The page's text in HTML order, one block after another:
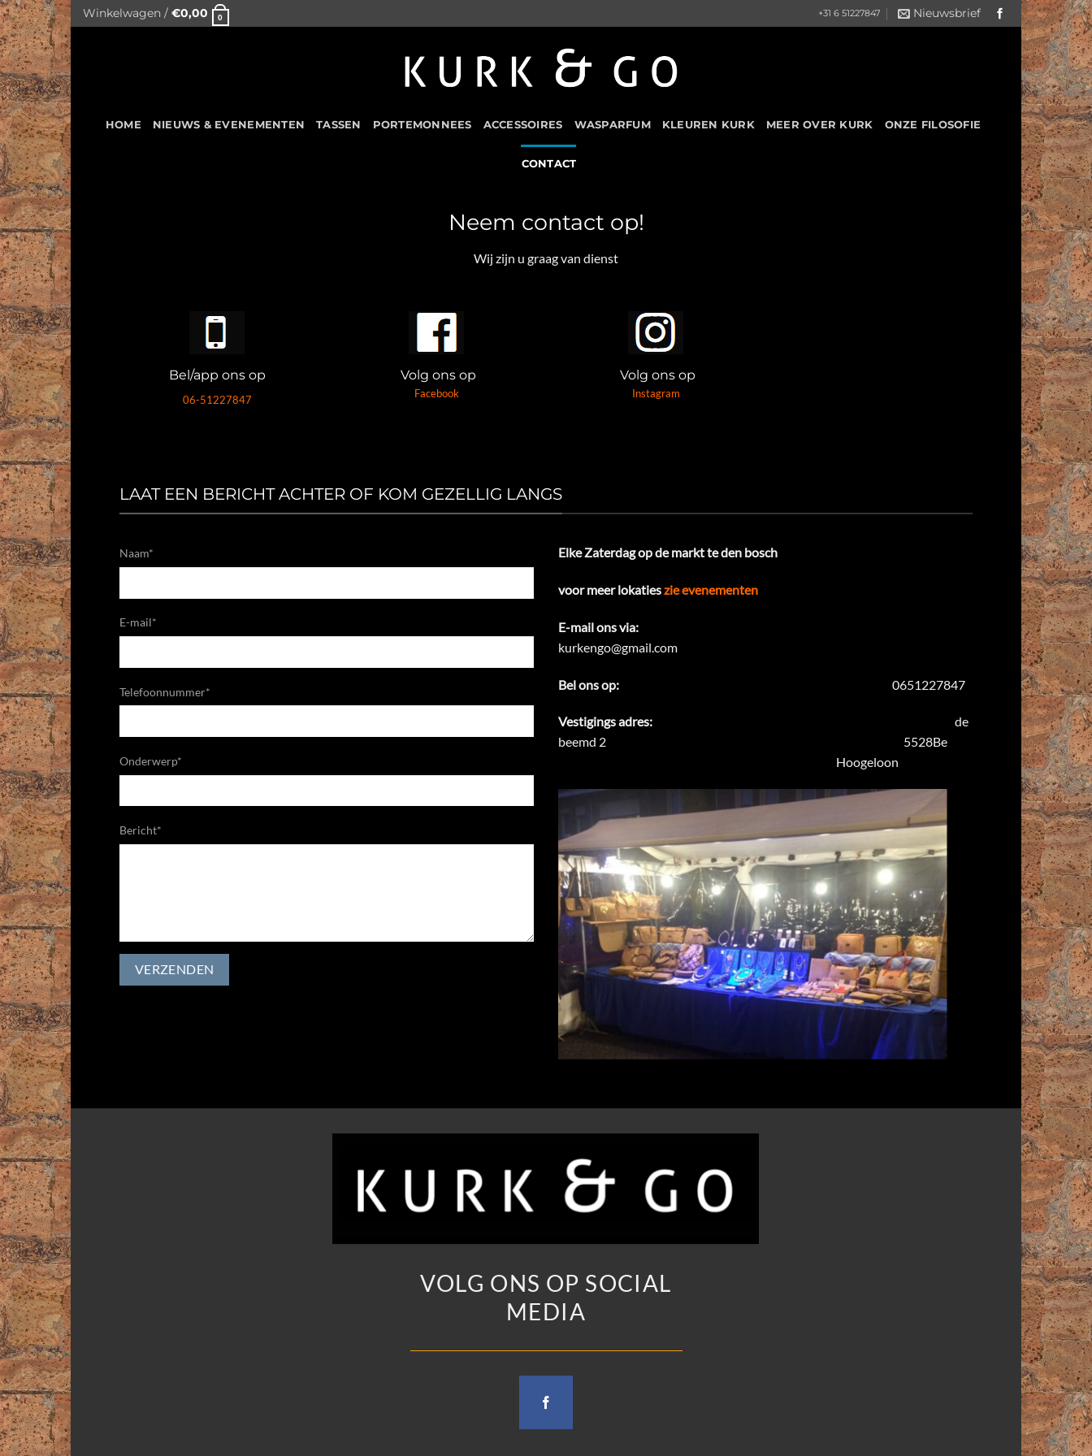
Skip
to
content
Winkelwagen / €0,00 0 +31 6 51227847 Nieuwsbrief
HOME NIEUWS & EVENEMENTEN TASSEN PORTEMONNEES ACCESSOIRES WASPARFUM KLEUREN KURK MEER OVER KURK ONZE FILOSOFIE
CONTACT
Neem contact op!
Wij zijn u graag van dienst
Bel/app ons op
06-51227847
Volg ons op
Facebook
Volg ons op
Instagram
LAAT EEN BERICHT ACHTER OF KOM GEZELLIG LANGS
Naam*
E-mail*
Telefoonnummer*
Onderwerp*
Bericht*
Elke Zaterdag op de markt te den bosch
voor meer lokatieszie evenementen
E-mail ons via:
kurkengo@gmail.com
Bel ons op: 0651227847
Vestigings adres: de
beemd 2 5528Be
Hoogeloon
VOLG ONS OP SOCIAL
MEDIA